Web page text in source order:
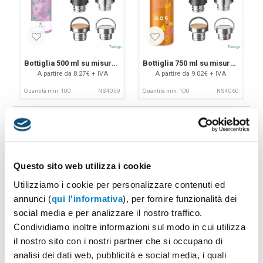
Questo sito web utilizza i cookie
Utilizziamo i cookie per personalizzare contenuti ed
annunci (qui l'informativa), per fornire funzionalità dei
social media e per analizzare il nostro traffico.
Condividiamo inoltre informazioni sul modo in cui utilizza
il nostro sito con i nostri partner che si occupano di
analisi dei dati web, pubblicità e social media, i quali
tuo brand
Visibilità continua:
in ufficio, in palestra, agli
trendy in palestra per la sua capienza 2 litri
Sostenibilità (quando serve davvero):
molte
opzioni eco-friendlyper ridurre la plastica
monouso
Perfette per grandi numeri:ideali per eventi
con tante persone
Costo per impression ridicolo:
una volta
consegnata, lavora per mesi (se non anni)
Dove funzionano davvero (spoiler: quasi
ovunque)
Bottiglia 500 ml su misura Nasca
A partire da 8.27€ + IVA
Quantità min: 100 NS4059
Bottiglia 750 ml su misura Nasca
A partire da 9.02€ + IVA
Quantità min: 100 NS4060
Borraccia 780ml Paratei
A partire da 3.81€ + IVA
Quantità min: 50 NS4249
Borraccia 500 ml Stresa
A partire da 1.7€ + IVA
Quantità min: 100 NS2681